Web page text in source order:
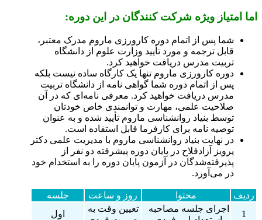
اما امتیاز ویژه شرکت کنندگان در این دوره:
شما پس از اتمام دوره کارورزی ماروم مدرک معتبر،
قابل ترجمه و مورد تأیید وزارت علوم از دانشگاه
تربیت مدرس دریافت خواهید کرد.
دوره کارورزی ماروم تنها یک کارگاه ساده نیست بلکه
پس از اتمام دوره شما گواهی نامه از دانشگاه تربیت
مدرس دریافت خواهید کرد. معرفی نامه‌ای که در آن
صلاحیت علمی، مهارت و توانمندی خاص خودتان
توسط بنیاد روانشناسی ماروم تأیید شده و به عنوان
توصیه نامه برای کارفرما قابل استفاده است.
در نهایت بنیاد روانشناسی ماروم با مدیریت علمی دکتر
پرویز آزادفلاح در پایان دوره پیشرفته دو نفر از
پذیرفته‌شدگان در آزمون پایان دوره را به استخدام خود
در می‌آورد.
ردیف محتوا روز و ساعت
جلسه
1
اجرای جلسه مصاحبه
تعیین وقت به
اول